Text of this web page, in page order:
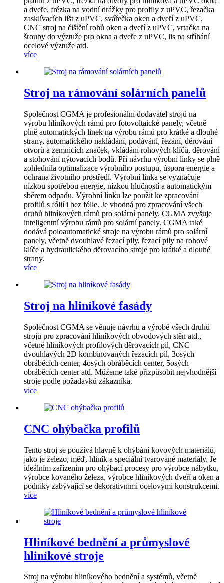
a dveře, frézka na vodní drážky pro profily z uPVC, řezačka
zasklívacích lišt z uPVC, svářečka oken a dveří z uPVC,
CNC stroj na čištění rohů oken a dveří z uPVC, vrtačka na
šrouby do výztuže pro okna a dveře z uPVC, lis na stříhání
ocelové výztuže atd.
více
Stroj na rámování solárních panelů
Společnost CGMA je profesionální dodavatel strojů na
výrobu hliníkových rámů pro fotovoltaické panely, včetně
plně automatických linek na výrobu rámů pro krátké a dlouhé
strany, automatického nakládání, podávání, řezání, děrování
otvorů a zemnicích značek, vkládání rohových klíčů, děrování
a stohování nýtovacích bodů. Při návrhu výrobní linky se plně
zohlednila optimalizace výrobního postupu, úspora energie a
ochrana životního prostředí. Výrobní linka se vyznačuje
nízkou spotřebou energie, nízkou hlučností a automatickým
sběrem odpadu. Výrobní linku lze použít ke zpracování
profilů s fólií i bez fólie. Je vhodná pro zpracování všech
druhů hliníkových rámů pro solární panely. CGMA zvyšuje
inteligentní výrobu rámů pro solární panely. CGMA také
dodává poloautomatické stroje na výrobu rámů pro solární
panely, včetně dvouhlavé řezací pily, řezací pily na rohové
klíče a hydraulického děrovacího stroje pro krátké a dlouhé
strany.
více
Stroj na hliníkové fasády
Společnost CGMA se věnuje návrhu a výrobě všech druhů
strojů pro zpracování hliníkových obvodových stěn atd.,
včetně hliníkových profilových děrovacích pil, CNC
dvouhlavých 2D kombinovaných řezacích pil, 3osých
obráběcích center, 4osých obráběcích center, 5osých
obráběcích center atd. Můžeme také přizpůsobit nejvhodnější
stroje podle požadavků zákazníka.
více
CNC ohýbačka profilů
Tento stroj se používá hlavně k ohýbání kovových materiálů,
jako je železo, měď, hliník a speciální tvarované materiály. Je
ideálním zařízením pro ohýbací procesy pro výrobce nábytku,
výrobce kovaného železa, výrobce hliníkových dveří a oken a
podniky zabývající se dekorativními ocelovými konstrukcemi.
více
Hliníkové bednění a průmyslové
hliníkové stroje
Stroj na výrobu hliníkového bednění a systémů, včetně